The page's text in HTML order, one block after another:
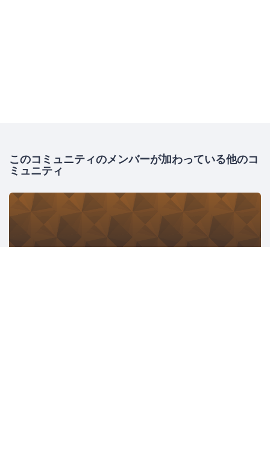
このコミュニティのメンバーが加わっている他のコ
ミュニティ